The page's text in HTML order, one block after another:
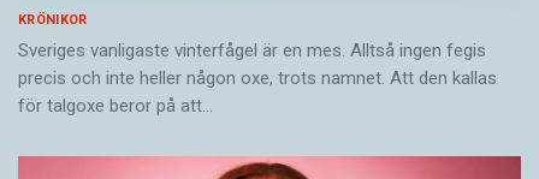
KRÖNIKOR
Sveriges vanligaste vinterfågel är en mes. Alltså ingen fegis
precis och inte heller någon oxe, trots namnet. Att den kallas
för talgoxe beror på att…